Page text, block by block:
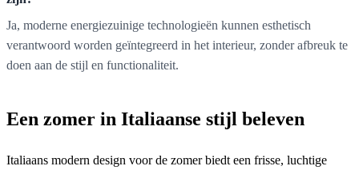
Ja, moderne energiezuinige technologieën kunnen esthetisch
verantwoord worden geïntegreerd in het interieur, zonder afbreuk te
doen aan de stijl en functionaliteit.
Een zomer in Italiaanse stijl beleven
Italiaans modern design voor de zomer biedt een frisse, luchtige